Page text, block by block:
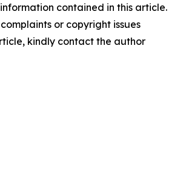
contained in this article.
or copyright issues
kindly contact the author